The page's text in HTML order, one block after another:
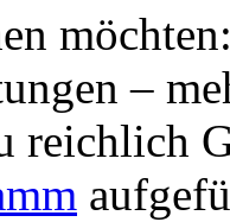
–
reichlich